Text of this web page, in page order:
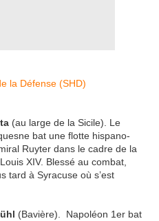
la Défense (SHD)
(au large de la Sicile). Le
bat une flotte hispano-
Ruyter dans le cadre de la
XIV. Blessé au combat,
tard à Syracuse où s’est
(Bavière). Napoléon 1er bat